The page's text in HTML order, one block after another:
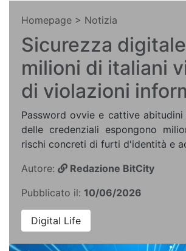
Homepage > Notizia
Sicurezza
milioni di italiani
di violazioni
Password ovvie e cattive abitudini
delle credenziali espongono
rischi concreti di furti d'identità e
Autore:
Redazione BitCity
Pubblicato il: 10/06/2026
Digital Life